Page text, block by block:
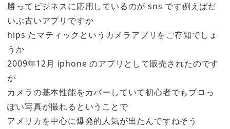
勝ってビジネスに応用しているのが sns です例えばだ
いぶ古いアプリですか
hips たマティックというカメラアプリをご存知でしょ
うか
2009年12月 iphone のアプリとして販売されたのです
が
カメラの基本性能をカバーしていて初心者でもプロっ
ぽい写真が撮れるということで
アメリカを中心に爆発的人気が出たんですねそう